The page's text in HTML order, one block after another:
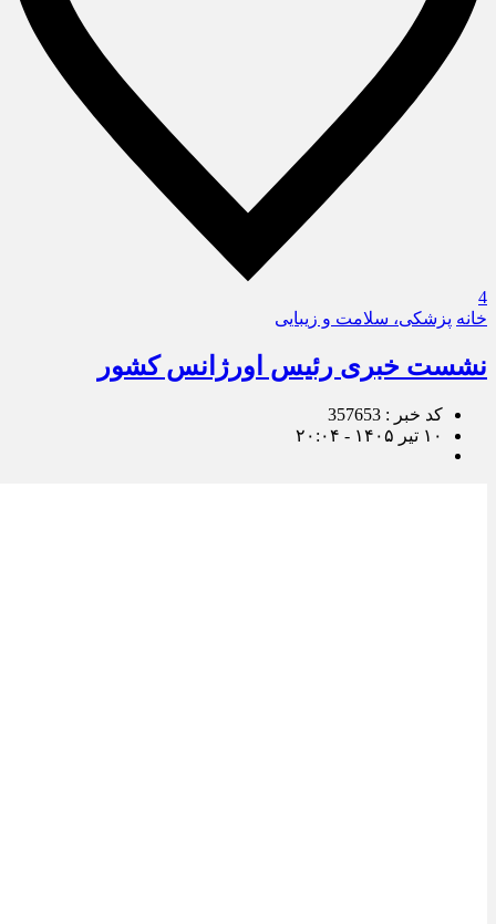
4
خانه پزشکی، سلامت و زیبایی
نشست خبری رئیس اورژانس کشور
کد خبر : 357653
۱۰ تیر ۱۴۰۵ - ۲۰:۰۴